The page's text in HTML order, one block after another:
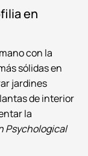
en
con la
sólidas en
jardines
de interior
la
Psychological